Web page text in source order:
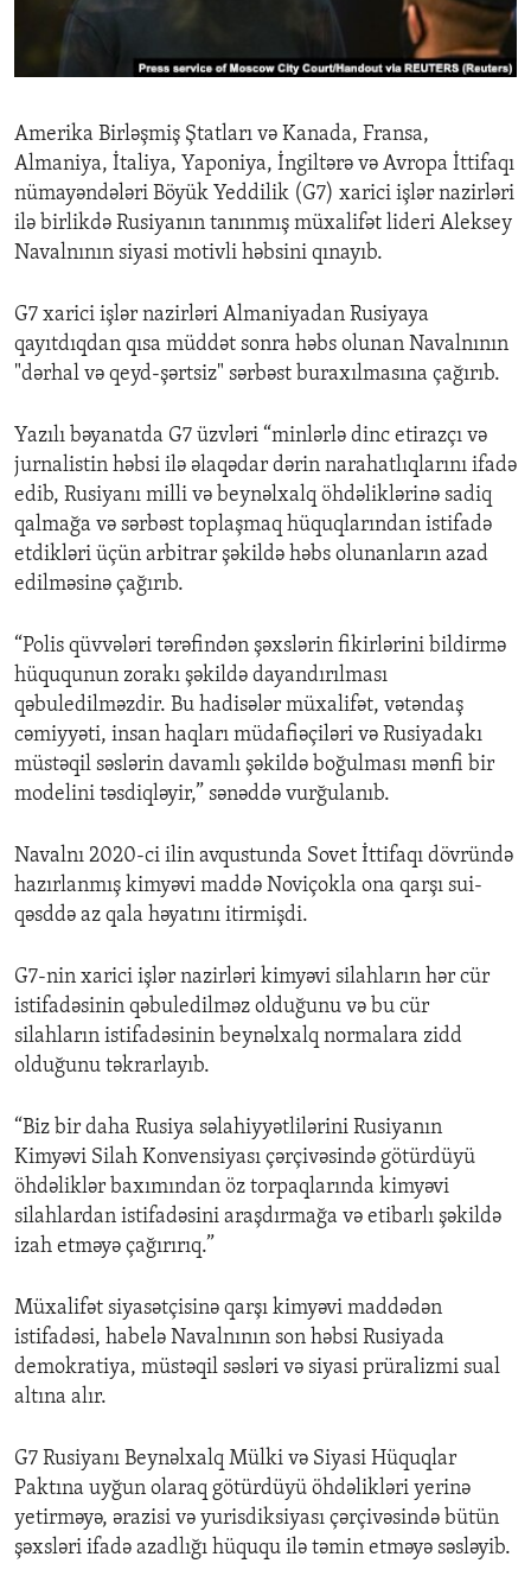
ENVIRONMENT AND HEALTH
IDEALS AND INSTITUTIONS
Amerika Birləşmiş Ştatları və Kanada, Fransa,
Almaniya, İtaliya, Yaponiya, İngiltərə və Avropa İttifaqı
nümayəndələri Böyük Yeddilik (G7) xarici işlər nazirləri
ilə birlikdə Rusiyanın tanınmış müxalifət lideri Aleksey
Navalnının siyasi motivli həbsini qınayıb.
G7 xarici işlər nazirləri Almaniyadan Rusiyaya
qayıtdıqdan qısa müddət sonra həbs olunan Navalnının
"dərhal və qeyd-şərtsiz" sərbəst buraxılmasına çağırıb.
Yazılı bəyanatda G7 üzvləri “minlərlə dinc etirazçı və
jurnalistin həbsi ilə əlaqədar dərin narahatlıqlarını ifadə
edib, Rusiyanı milli və beynəlxalq öhdəliklərinə sadiq
qalmağa və sərbəst toplaşmaq hüquqlarından istifadə
etdikləri üçün arbitrar şəkildə həbs olunanların azad
edilməsinə çağırıb.
“Polis qüvvələri tərəfindən şəxslərin fikirlərini bildirmə
hüququnun zorakı şəkildə dayandırılması
qəbuledilməzdir. Bu hadisələr müxalifət, vətəndaş
cəmiyyəti, insan haqları müdafiəçiləri və Rusiyadakı
müstəqil səslərin davamlı şəkildə boğulması mənfi bir
modelini təsdiqləyir,” sənəddə vurğulanıb.
Navalnı 2020-ci ilin avqustunda Sovet İttifaqı dövründə
hazırlanmış kimyəvi maddə Noviçokla ona qarşı sui-
qəsddə az qala həyatını itirmişdi.
G7-nin xarici işlər nazirləri kimyəvi silahların hər cür
istifadəsinin qəbuledilməz olduğunu və bu cür
silahların istifadəsinin beynəlxalq normalara zidd
olduğunu təkrarlayıb.
“Biz bir daha Rusiya səlahiyyətlilərini Rusiyanın
Kimyəvi Silah Konvensiyası çərçivəsində götürdüyü
öhdəliklər baxımından öz torpaqlarında kimyəvi
silahlardan istifadəsini araşdırmağa və etibarlı şəkildə
izah etməyə çağırırıq.”
Müxalifət siyasətçisinə qarşı kimyəvi maddədən
istifadəsi, habelə Navalnının son həbsi Rusiyada
demokratiya, müstəqil səsləri və siyasi prüralizmi sual
altına alır.
G7 Rusiyanı Beynəlxalq Mülki və Siyasi Hüquqlar
Paktına uyğun olaraq götürdüyü öhdəlikləri yerinə
yetirməyə, ərazisi və yurisdiksiyası çərçivəsində bütün
şəxsləri ifadə azadlığı hüququ ilə təmin etməyə səsləyib.